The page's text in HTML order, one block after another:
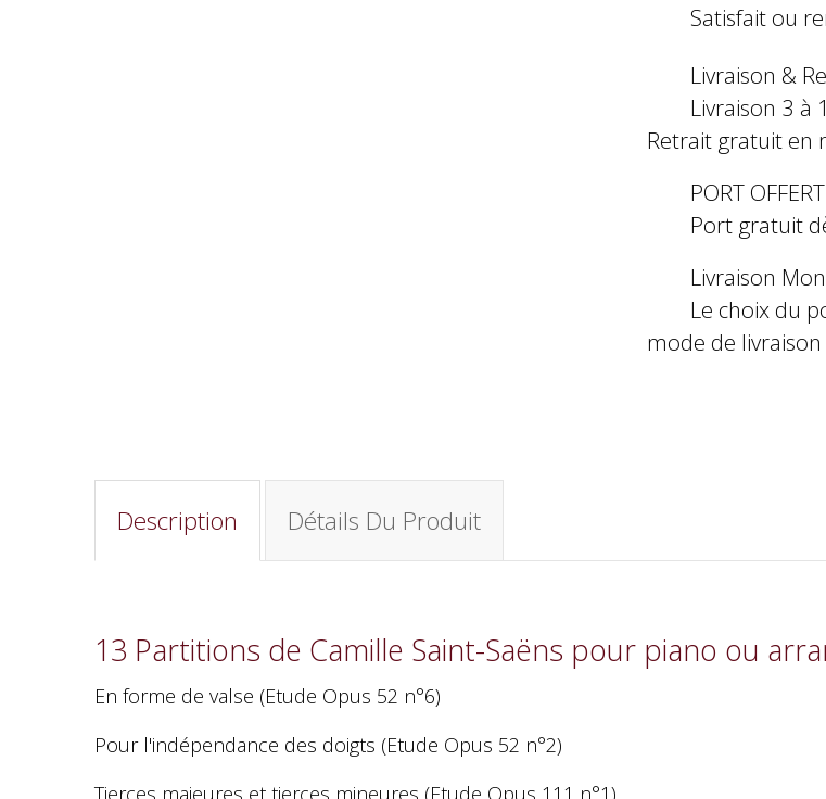
Satisfait ou
Livraison &
Livraison 3 à
Retrait gratuit en
PORT OFFERT
Port gratuit
Livraison
Le choix du
mode de livraison
Description Détails Du Produit
13 Partitions de Camille Saint-Saëns pour piano ou
En forme de valse (Etude Opus 52 n°6)
Pour l'indépendance des doigts (Etude Opus 52 n°2)